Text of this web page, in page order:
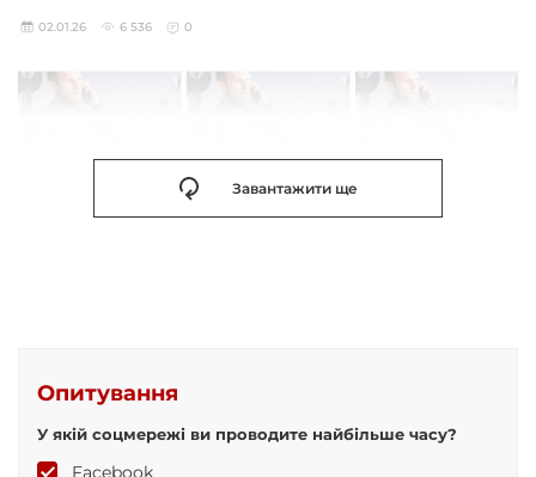
02.01.26 6 536 0
Завантажити ще
Опитування
У якій соцмережі ви проводите найбільше часу?